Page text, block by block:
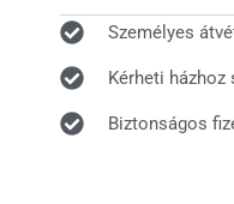
Személyes
Kérheti házhoz
Biztonságos